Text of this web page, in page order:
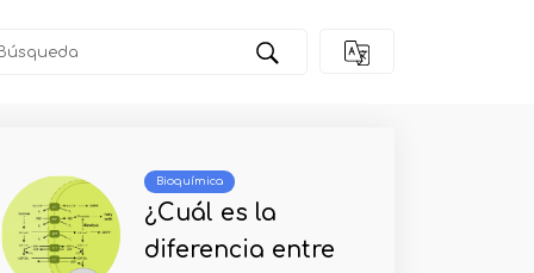
Bioquímica
¿Cuál es la
diferencia entre